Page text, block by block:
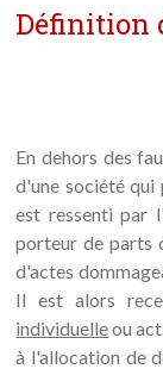
Définition
En dehors des
d'une société
est ressenti par
porteur de parts
d'actes
Il est alors
individuelleou
à l'allocation de